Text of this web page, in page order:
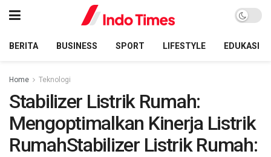
BERITA BUSINESS SPORT LIFESTYLE EDUKASI
Home Teknologi
Stabilizer Listrik Rumah:
Mengoptimalkan Kinerja Listrik
RumahStabilizer Listrik Rumah: